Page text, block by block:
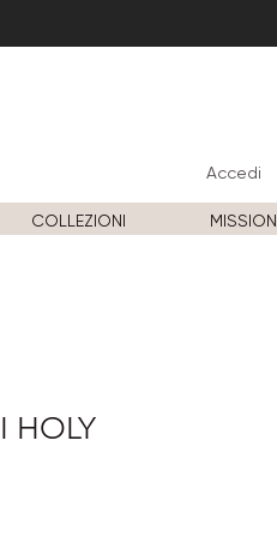
Accedi
COLLEZIONI MISSION
HOLY